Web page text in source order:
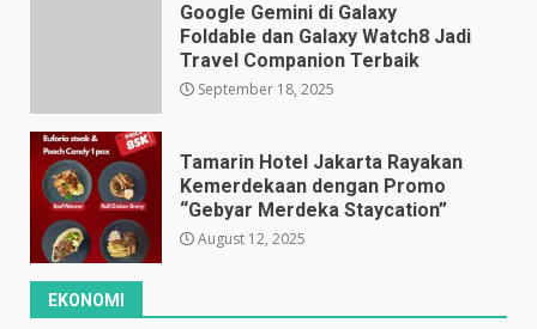
Google Gemini di Galaxy
Foldable dan Galaxy Watch8 Jadi
Travel Companion Terbaik
September 18, 2025
Tamarin Hotel Jakarta Rayakan
Kemerdekaan dengan Promo
“Gebyar Merdeka Staycation”
August 12, 2025
EKONOMI